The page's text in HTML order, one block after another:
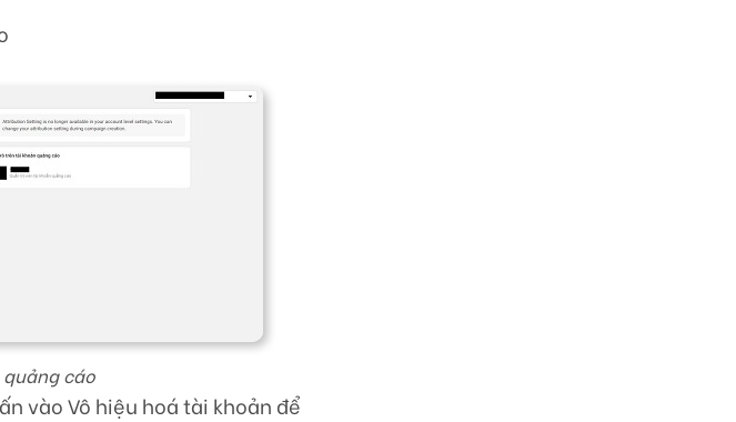
cáo
vào Vô hiệu hoá tài khoản để